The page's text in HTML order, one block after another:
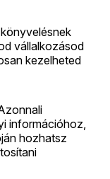
vállalkozásod
kezelheted
információhoz,
hozhatsz